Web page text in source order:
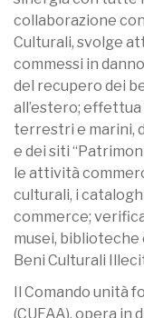
collaborazione
Culturali, svolge
commessi in
del recupero dei
all’estero;
terrestri e marini,
e dei siti
le attività
culturali, i
commerce;
musei, biblioteche
Beni Culturali
Il Comando unità
(CUFAA), opera